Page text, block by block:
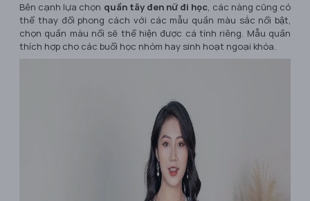
Bên cạnh lựa chọn quần tây đen nữ đi học, các nàng cũng có
thể thay đổi phong cách với các mẫu quần màu sắc nổi bật,
chọn quần màu nổi sẽ thể hiện được cá tính riêng. Mẫu quần
thích hợp cho các buổi học nhóm hay sinh hoạt ngoại khóa.